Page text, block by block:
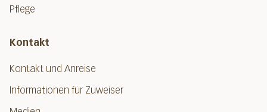
Pflege
Kontakt
Kontakt und Anreise
Informationen für Zuweiser